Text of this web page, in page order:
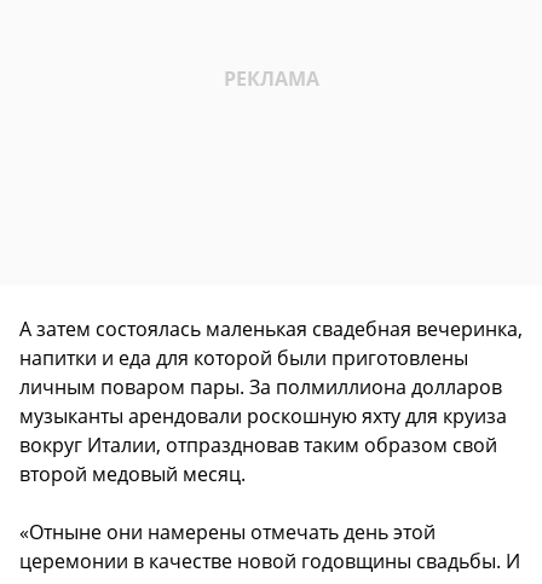
А затем состоялась маленькая свадебная вечеринка,
напитки и еда для которой были приготовлены
личным поваром пары. За полмиллиона долларов
музыканты арендовали роскошную яхту для круиза
вокруг Италии, отпраздновав таким образом свой
второй медовый месяц.
«Отныне они намерены отмечать день этой
церемонии в качестве новой годовщины свадьбы. И